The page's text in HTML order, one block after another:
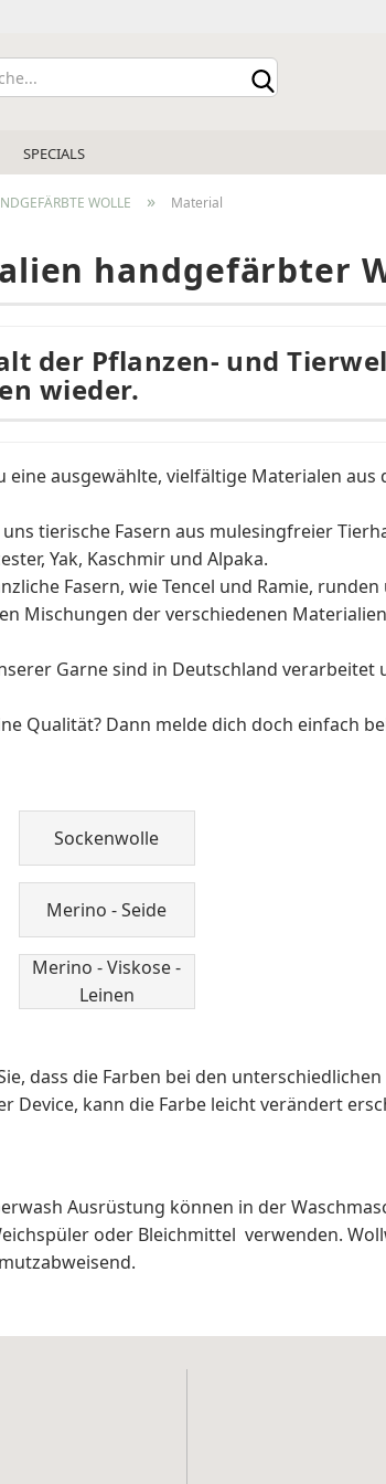
SPECIALS
WOLLE » Material
handgefärbter
der Pflanzen- und
wieder.
eine ausgewählte, vielfältige Materialen
tierische Fasern aus mulesingfreier
Yak, Kaschmir und Alpaka.
Fasern, wie Tencel und Ramie,
Mischungen der verschiedenen
Garne sind in Deutschland
Qualität? Dann melde dich doch einfach
Sockenwolle
Merino - Seide
Merino - Viskose -
Leinen
dass die Farben bei den
Device, kann die Farbe leicht verändert
Ausrüstung können in der
oder Bleichmittel verwenden.